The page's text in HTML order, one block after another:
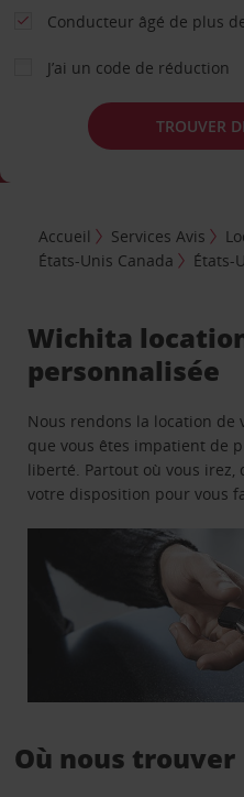
Conducteur âgé de plus
J’ai un code de réduction
TROUVER
Accueil Services Avis
États-Unis Canada
États-
Wichita
personnalisée
Nous rendons la location de
que vous êtes impatient de
liberté. Partout où vous irez,
votre disposition pour vous
Où nous trouver